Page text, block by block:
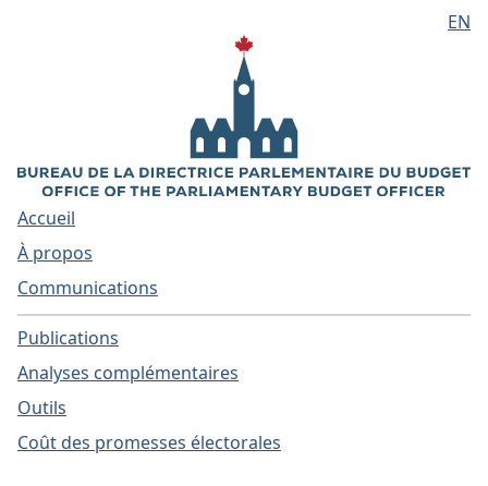
Aller au contenu principal
EN
Accueil
À propos
Communications
Publications
Analyses complémentaires
Outils
Coût des promesses électorales